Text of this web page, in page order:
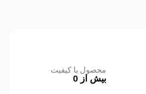
محصول با کیفیت
بیش از 0